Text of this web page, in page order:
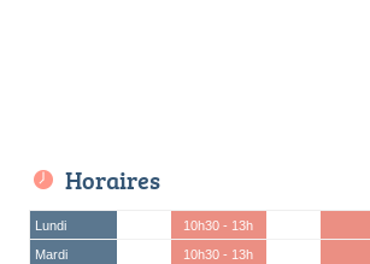
Horaires
Lundi 10h30 - 13h
Mardi
10h30 - 13h